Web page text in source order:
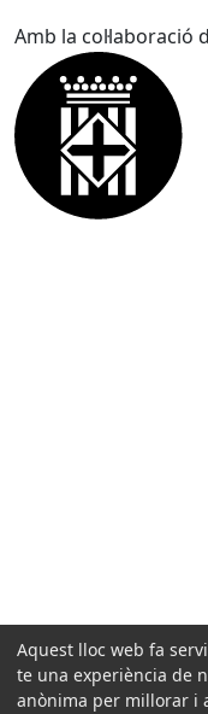
Amb la col·laboració
Aquest lloc web fa
te una experiència de
anònima per millorar i